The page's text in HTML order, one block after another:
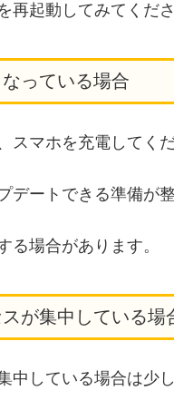
再起動してみてくださ
っている場合
マホを充電してくだ
デートできる準備が整
る場合があります。
が集中している場
中している場合は少